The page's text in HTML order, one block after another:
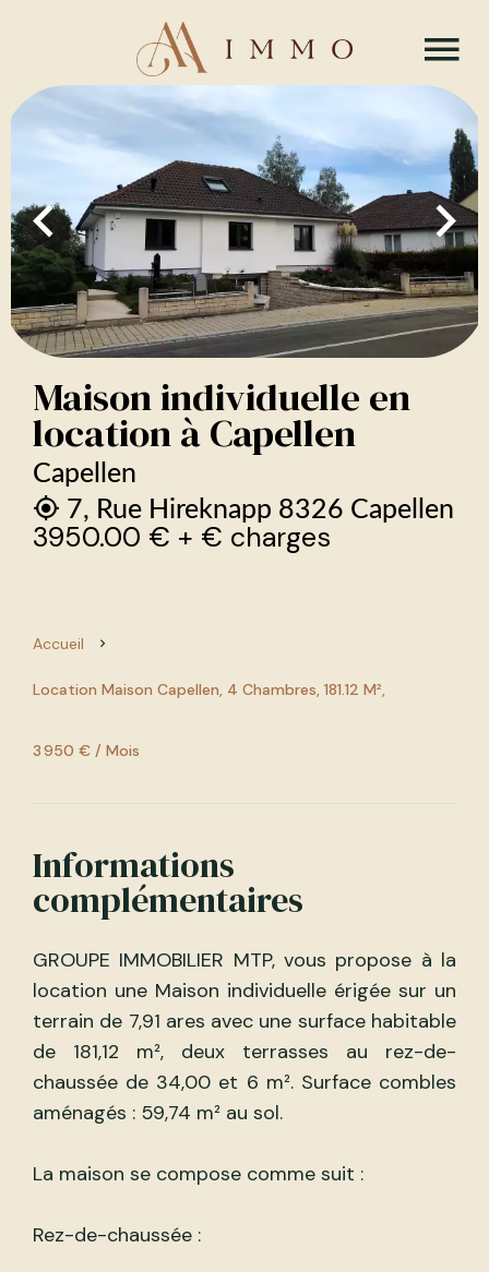
Maison individuelle en
location à Capellen
Capellen
7, Rue Hireknapp 8326 Capellen
3950.00 € + € charges
Accueil
Location Maison Capellen, 4 Chambres, 181.12 M²,
3 950 € / Mois
Informations
complémentaires
GROUPE IMMOBILIER MTP, vous propose à la
location une Maison individuelle érigée sur un
terrain de 7,91 ares avec une surface habitable
de 181,12 m², deux terrasses au rez-de-
chaussée de 34,00 et 6 m². Surface combles
aménagés : 59,74 m² au sol.
La maison se compose comme suit :
Rez-de-chaussée :